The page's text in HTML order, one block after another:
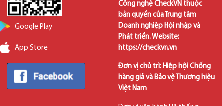
Google Play
App Store
Công nghệ CheckVN thuộc
bản quyền của Trung tâm
Doanh nghiệp Hội nhập và
Phát triển. Website:
https://checkvn.vn
Đơn vị chủ trì: Hiệp hội Chống
hàng giả và Bảo vệ Thương hiệu
Việt Nam